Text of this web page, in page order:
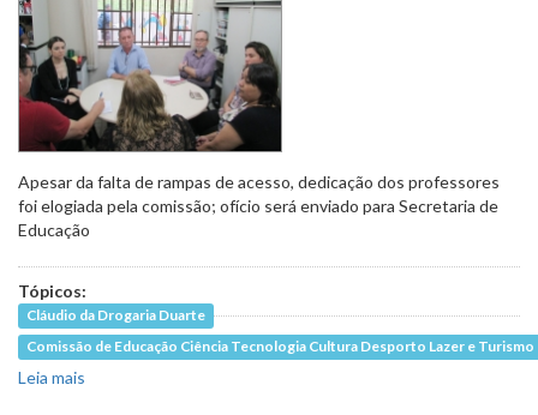
Apesar da falta de rampas de acesso, dedicação dos professores
foi elogiada pela comissão; ofício será enviado para Secretaria de
Educação
Tópicos:
Cláudio da Drogaria Duarte
Comissão de Educação Ciência Tecnologia Cultura Desporto Lazer e Turismo
Leia mais